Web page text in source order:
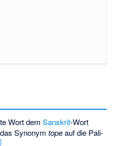
Wort demSanskrit-Wort
Synonymtopeauf die Pali-
]